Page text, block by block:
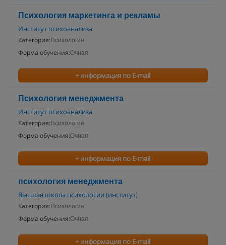
Психология маркетинга и рекламы
Институт психоанализа
Категория: Психология
Форма обучения:Очная
+ информация по E-mail
Психология менеджмента
Институт психоанализа
Категория: Психология
Форма обучения:Очная
+ информация по E-mail
психология менеджмента
Высшая школа психологии (институт)
Категория: Психология
Форма обучения:Очная
+ информация по E-mail